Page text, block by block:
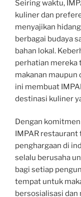
Seiring waktu,
kuliner dan
menyajikan
berbagai budaya
bahan lokal.
perhatian mereka
makanan maupun
ini membuat
destinasi kuliner
Dengan
IMPAR
penghargaan di
selalu berusaha
bagi setiap
tempat untuk
bersosialisasi dan